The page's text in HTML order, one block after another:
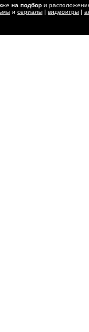
на подбор и
и сериалы | видеоигры |